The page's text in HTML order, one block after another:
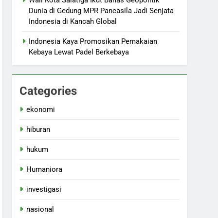
Dunia di Gedung MPR Pancasila Jadi Senjata
Indonesia di Kancah Global
Indonesia Kaya Promosikan Pemakaian
Kebaya Lewat Padel Berkebaya
Categories
ekonomi
hiburan
hukum
Humaniora
investigasi
nasional